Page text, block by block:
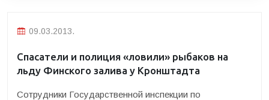
09.03.2013.
Спасатели и полиция «ловили» рыбаков на
льду Финского залива у Кронштадта
Сотрудники Государственной инспекции по